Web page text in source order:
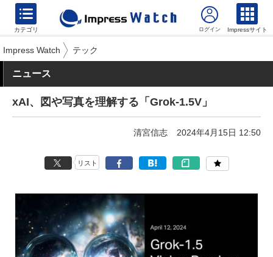
カテゴリ Impressサイト
Impress Watch テック
ニュース
xAI、図や写真を理解する「Grok-1.5V」
清宮信志 2024年4月15日 12:50
リスト